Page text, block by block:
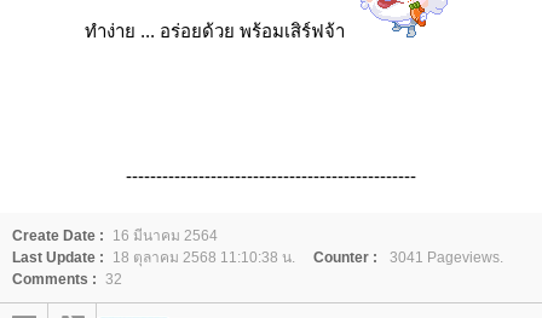
ทำง่าย ... อร่อยด้วย พร้อมเสิร์ฟจ้า
------------------------------------------------
Create Date :
16 มีนาคม 2564
Last Update :
18 ตุลาคม 2568 11:10:38 น. Counter :
3041 Pageviews.
Comments : 32